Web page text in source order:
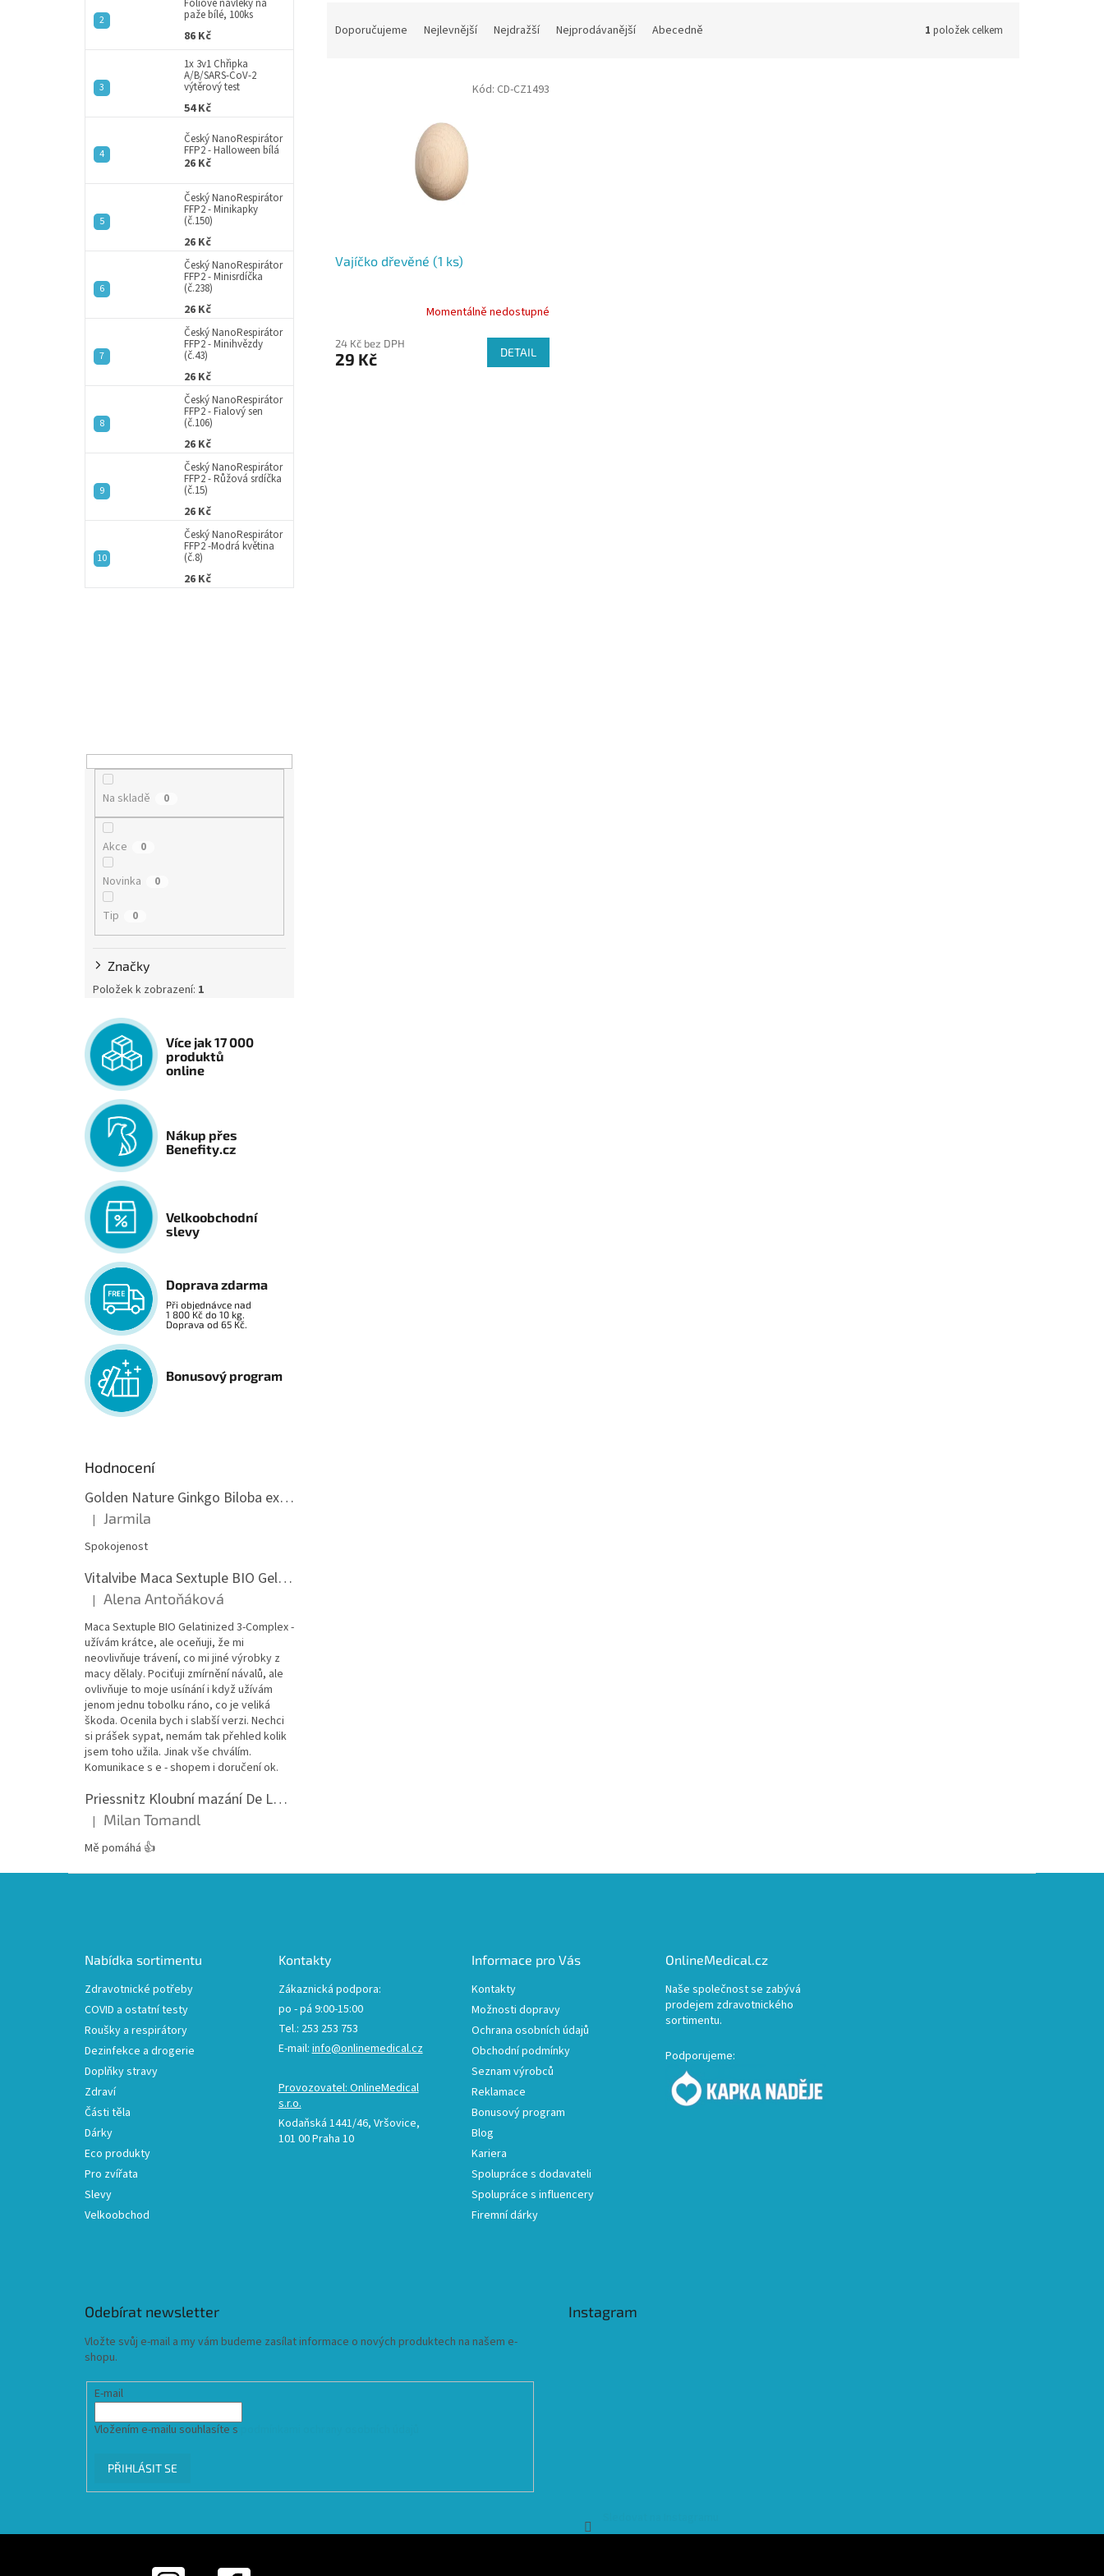
paže bílé, 100ks
86 Kč
1x 3v1 Chřipka
A/B/SARS-CoV-2
výtěrový test
54 Kč
Český NanoRespirátor
FFP2 - Halloween bílá
26 Kč
Český NanoRespirátor
FFP2 - Minikapky
(č.150)
26 Kč
Český NanoRespirátor
FFP2 - Minisrdíčka
(č.238)
26 Kč
Český NanoRespirátor
FFP2 - Minihvězdy
(č.43)
26 Kč
Český NanoRespirátor
FFP2 - Fialový sen
(č.106)
26 Kč
Český NanoRespirátor
FFP2 - Růžová srdíčka
(č.15)
26 Kč
Český NanoRespirátor
FFP2 -Modrá květina
(č.8)
26 Kč
Na skladě 0
Akce 0
Novinka 0
Tip 0
Značky
Položek k zobrazení: 1
Více jak 17 000
produktů
online
Nákup přes
Benefity.cz
Velkoobchodní
slevy
Doprava zdarma
Při objednávce nad
1 800 Kč do 10 kg.
Doprava od 65 Kč.
Bonusový program
Hodnocení
Golden Nature Ginkgo Biloba extrakt 50:1 60mg, 100 kapslí
Hodnocení produktu je 5 z 5 hvězdiček.
| Jarmila
Spokojenost
Vitalvibe Maca Sextuple BIO Gelatinized 3-Complex, 60 kapslí
Hodnocení produktu je 5 z 5 hvězdiček.
| Alena Antoňáková
Maca Sextuple BIO Gelatinized 3-Complex -
užívám krátce, ale oceňuji, že mi
neovlivňuje trávení, co mi jiné výrobky z
macy dělaly. Pociťuji zmírnění návalů, ale
ovlivňuje to moje usínání i když užívám
jenom jednu tobolku ráno, co je veliká
škoda. Ocenila bych i slabší verzi. Nechci
si prášek sypat, nemám tak přehled kolik
jsem toho užila. Jinak vše chválím.
Komunikace s e - shopem i doručení ok.
Priessnitz Kloubní mazání De Luxe, 200ml
Hodnocení produktu je 5 z 5 hvězdiček.
| Milan Tomandl
Mě pomáhá 👍
Doporučujeme Nejlevnější Nejdražší Nejprodávanější Abecedně 1 položek celkem
Vajíčko dřevěné (1 ks)
Momentálně nedostupné
24 Kč bez DPH
29 Kč DETAIL
Kód: CD-CZ1493
Nabídka sortimentu
Zdravotnické potřeby
COVID a ostatní testy
Roušky a respirátory
Dezinfekce a drogerie
Doplňky stravy
Zdraví
Části těla
Dárky
Eco produkty
Pro zvířata
Slevy
Velkoobchod
Kontakty
Zákaznická podpora:
po - pá 9:00-15:00
Tel.: 253 253 753
E-mail: info@onlinemedical.cz
Provozovatel: OnlineMedical
s.r.o.
Kodaňská 1441/46, Vršovice,
101 00 Praha 10
Informace pro Vás
Kontakty
Možnosti dopravy
Ochrana osobních údajů
Obchodní podmínky
Seznam výrobců
Reklamace
Bonusový program
Blog
Kariera
Spolupráce s dodavateli
Spolupráce s influencery
Firemní dárky
OnlineMedical.cz
Naše společnost se zabývá
prodejem zdravotnického
sortimentu.
Podporujeme:
Odebírat newsletter
Vložte svůj e-mail a my vám budeme zasílat informace o nových produktech na našem e-
shopu.
E-mail
Vložením e-mailu souhlasíte s
PŘIHLÁSIT SE
Instagram